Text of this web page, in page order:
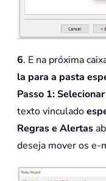
6. E na próxima
la para a pasta
Passo 1:
texto vinculado
Regras e Alertas
deseja mover os e-